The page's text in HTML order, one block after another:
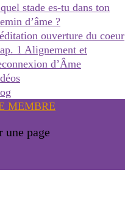
stade es-tu dans ton
d’âme ?
ouverture du coeur
1 Alignement et
d’Âme
MEMBRE
une page